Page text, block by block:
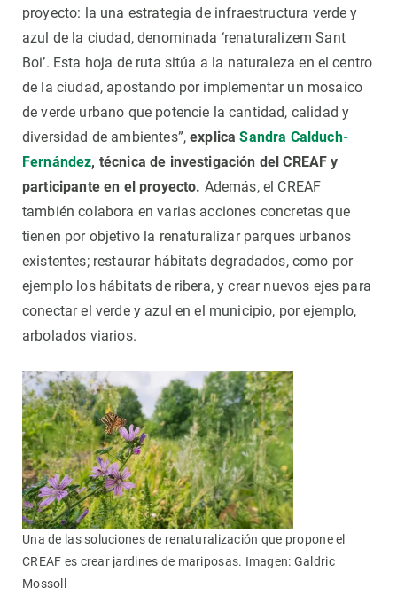
proyecto: la una estrategia de infraestructura verde y
azul de la ciudad, denominada ‘renaturalizem Sant
Boi’. Esta hoja de ruta sitúa a la naturaleza en el centro
de la ciudad, apostando por implementar un mosaico
de verde urbano que potencie la cantidad, calidad y
diversidad de ambientes”,explicaSandra Calduch-
Fernández, técnica de investigación del CREAF y
participante en el proyecto. Además, el CREAF
también colabora en varias acciones concretas que
tienen por objetivo la renaturalizar parques urbanos
existentes; restaurar hábitats degradados, como por
ejemplo los hábitats de ribera, y crear nuevos ejes para
conectar el verde y azul en el municipio, por ejemplo,
arbolados viarios.
Una de las soluciones de renaturalización que propone el
CREAF es crear jardines de mariposas. Imagen: Galdric
Mossoll